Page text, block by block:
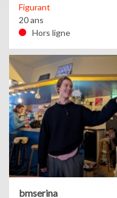
Figurant
20 ans
Hors ligne
bmserina